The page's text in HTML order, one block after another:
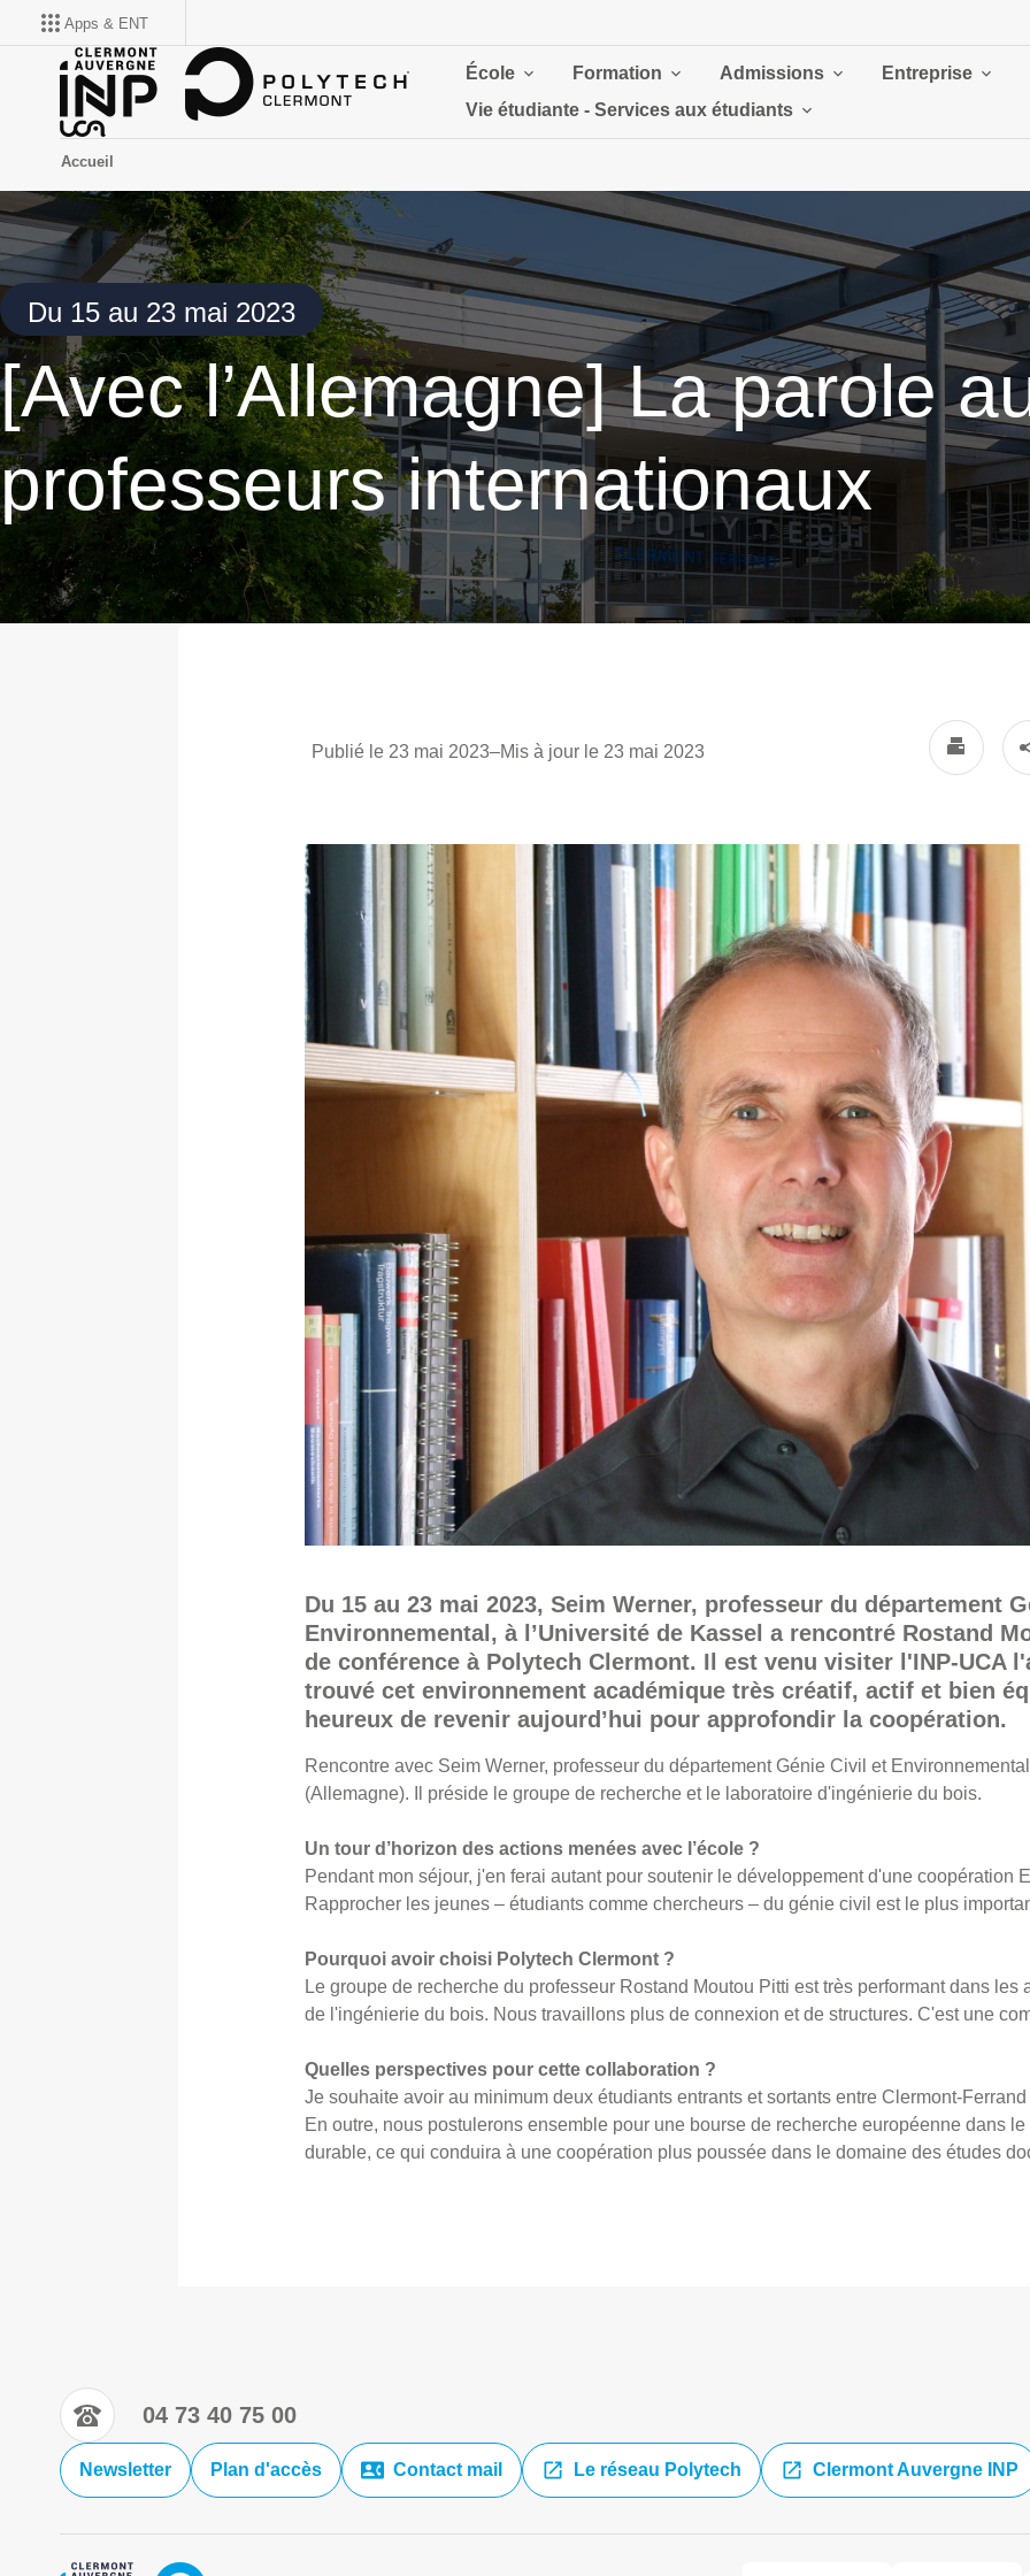
Apps & ENT
École Formation Admissions
Entreprise
Vie étudiante - Services aux étudiants
Accueil
Du 15 au 23 mai 2023
[Avec l’Allemagne] La parole
professeurs internationaux
Publié le 23 mai 2023–Mis à jour le 23 mai 2023
Du 15 au 23 mai 2023, Seim Werner, professeur du département
Environnemental, à l’Université de Kassel a rencontré Rostand
de conférence à Polytech Clermont. Il est venu visiter l'INP-UCA
trouvé cet environnement académique très créatif, actif et bien
heureux de revenir aujourd’hui pour approfondir la coopération.
Rencontre avec Seim Werner, professeur du département Génie Civil et
(Allemagne). Il préside le groupe de recherche et le laboratoire d'ingénierie du bois.
Un tour d’horizon des actions menées avec l’école ?
Pendant mon séjour, j'en ferai autant pour soutenir le développement d'une coopération
Rapprocher les jeunes – étudiants comme chercheurs – du génie civil est le plus
Pourquoi avoir choisi Polytech Clermont ?
Le groupe de recherche du professeur Rostand Moutou Pitti est très performant dans les
de l'ingénierie du bois. Nous travaillons plus de connexion et de structures. C'est une
Quelles perspectives pour cette collaboration ?
Je souhaite avoir au minimum deux étudiants entrants et sortants entre Clermont-
En outre, nous postulerons ensemble pour une bourse de recherche européenne dans
durable, ce qui conduira à une coopération plus poussée dans le domaine des études
04 73 40 75 00
Newsletter Plan d'accès Contact mail Le réseau Polytech Clermont Auvergne INP